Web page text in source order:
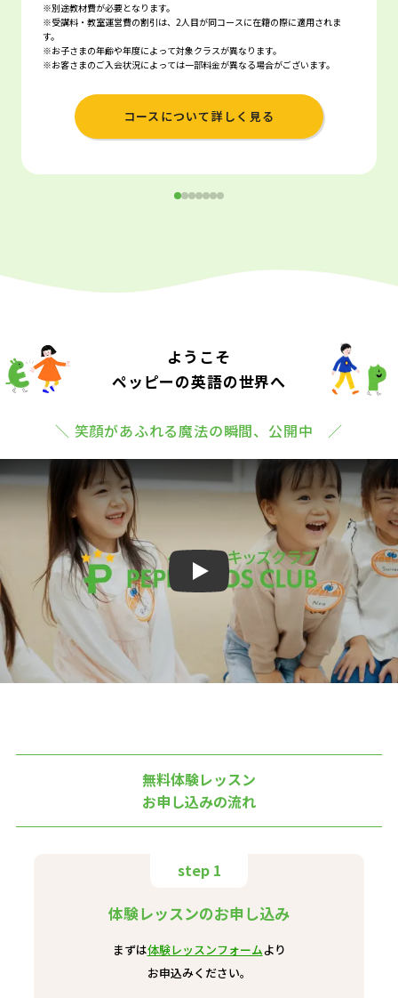
※別途教材費が必要となります。
※受講料・教室運営費の割引は、2人目が同コースに在籍の際に適用されま
す。
※お子さまの年齢や年度によって対象クラスが異なります。
※お客さまのご入会状況によっては一部料金が異なる場合がございます。
コースについて詳しく見る
ようこそ
ペッピーの英語の世界へ
＼ 笑顔があふれる魔法の瞬間、公開中 ／
Play
無料体験レッスン
お申し込みの流れ
step 1
体験レッスンのお申し込み
まずは体験レッスンフォームより
お申込みください。